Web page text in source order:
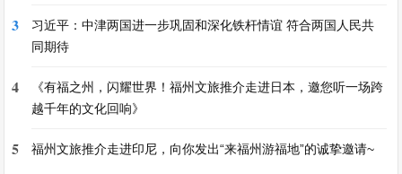
3
习近平：中津两国进一步巩固和深化铁杆情谊 符合两国人民共
同期待
4
《有福之州，闪耀世界！福州文旅推介走进日本，邀您听一场跨
越千年的文化回响》
5 福州文旅推介走进印尼，向你发出“来福州游福地”的诚挚邀请~